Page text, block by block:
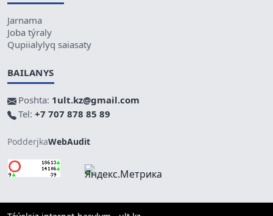
Jarnama
Joba týraly
Qupiialylyq saiasaty
BAILANYS
Poshta: 1ult.kz@gmail.com
Tel: +7 707 878 85 89
PodderjkaWebAudit